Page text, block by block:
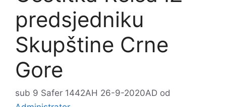
predsjedniku
Skupštine Crne
Gore
sub 9 Safer 1442AH 26-9-2020AD od